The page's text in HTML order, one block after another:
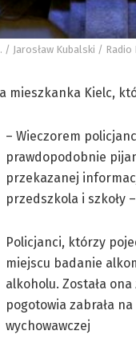
/ Jarosław Kubalski / Radio
mieszkanka Kielc,
– Wieczorem
prawdopodobnie
przekazanej
przedszkola i szkoły
Policjanci, którzy
miejscu badanie
alkoholu. Została
pogotowia zabrała
wychowawczej